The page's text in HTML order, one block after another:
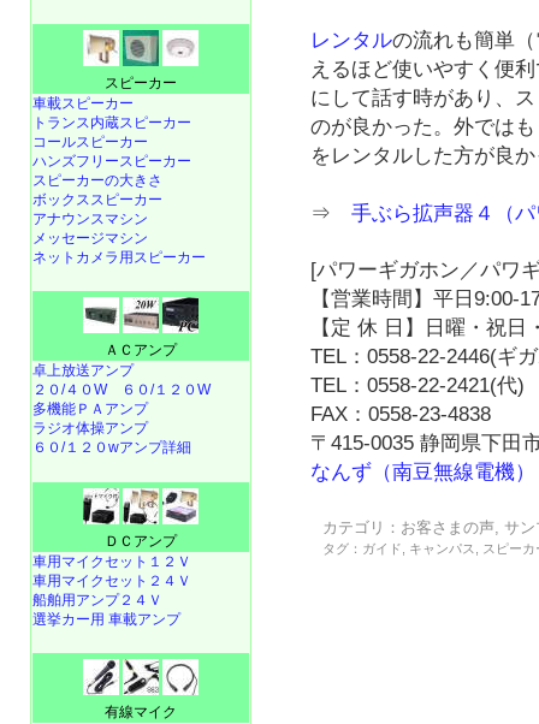
レンタルの流れも簡単
えるほど使いやすく便
にして話す時があり、
のが良かった。外では
をレンタルした方が良
⇒手ぶら拡声器４（
[パワーギガホン／パワ
【営業時間】平日9:00-
【定 休 日】日曜・祝日
TEL：0558-22-2446(ギ
TEL：0558-22-2421(代)
FAX：0558-23-4838
〒415-0035 静岡県下田
なんず（南豆無線電機）
カテゴリ： お客さまの声,サン
タグ： ガイド キャンパス スピーカ
スピーカー
車載スピーカー
トランス内蔵スピーカー
コールスピーカー
ハンズフリースピーカー
スピーカーの大きさ
ボックススピーカー
アナウンスマシン
メッセージマシン
ネットカメラ用スピーカー
ＡＣアンプ
卓上放送アンプ
２０/４０W
６０/１２０W
多機能ＰＡアンプ
ラジオ体操アンプ
６０/１２０wアンプ詳細
ＤＣアンプ
車用マイクセット１２Ｖ
車用マイクセット２４Ｖ
船舶用アンプ２４Ｖ
選挙カー用 車載アンプ
有線マイク